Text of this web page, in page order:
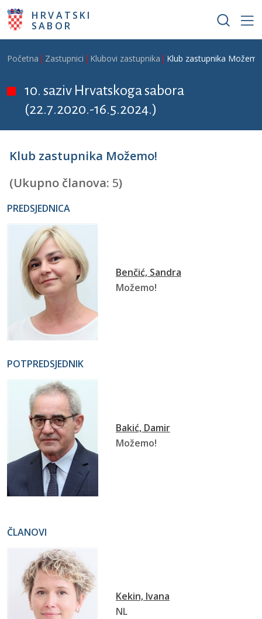
Skoči na glavni sadržaj
HRVATSKI
SABOR
Breadcrumb
Početna Zastupnici Klubovi zastupnika Klub zastupnika
10. saziv Hrvatskoga sabora
(22.7.2020.-16.5.2024.)
Klub zastupnika Možemo!
(Ukupno članova: 5)
PREDSJEDNICA
Benčić, Sandra
Možemo!
POTPREDSJEDNIK
Bakić, Damir
Možemo!
ČLANOVI
Kekin, Ivana
NL